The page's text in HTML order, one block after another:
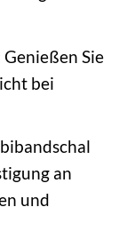
Genießen Sie
bei
an
und